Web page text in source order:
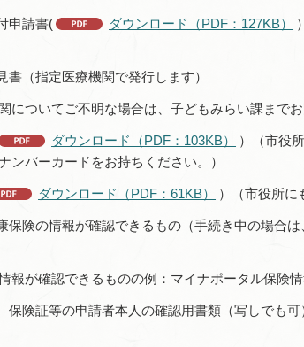
申請書( ダウンロード（PDF：127KB）
書（指定医療機関で発行します）
についてご不明な場合は、子どもみらい課までお
ダウンロード（PDF：103KB）
）（市役
ンバーカードをお持ちください。）
ダウンロード（PDF：61KB） ）（市役所に
保険の情報が確認できるもの（手続き中の場合
報が確認できるものの例：マイナポータル保険
保険証等の申請者本人の確認用書類（写しでも可